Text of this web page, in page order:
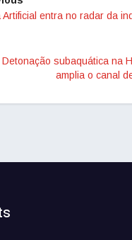
Artificial entra no radar da
Detonação subaquática na
amplia o canal